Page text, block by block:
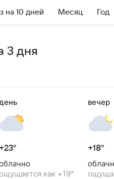
на 10 дней Месяц Год
3 дня
+23°
ощущается как +19°
вечер
+18°